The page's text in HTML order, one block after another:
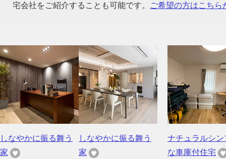
宅会社をご紹介することも可能です。
ご希望の方はこちら
しなやかに振る舞う
家
しなやかに振る舞う
家
ナチュラルシン
な車庫付住宅